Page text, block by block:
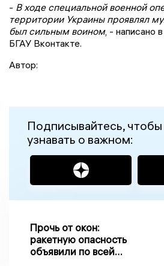
- В ходе специальной военной
территории Украины проявлял
был сильным воином, - написано
БГАУ Вконтакте.
Автор:
Подписывайтесь,
узнавать о важном:
Прочь от окон:
ракетную опасность
объявили по всей